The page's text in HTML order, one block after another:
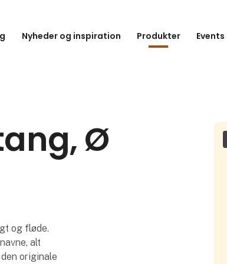
Nyheder og inspiration Produkter
Ø
og fløde.
alt
originale